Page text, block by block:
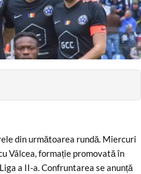
din următoarea rundă. Miercuri
Vâlcea, formație promovată în
a II-a. Confruntarea se anunță